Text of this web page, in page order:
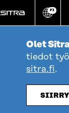
suoraan
sisältöön
Vaihda
kieli
FI
Olet
tiedot
sitra.fi.
SIIRRY